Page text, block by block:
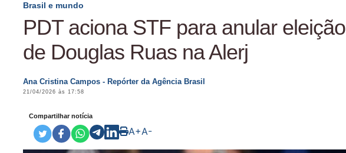
Brasil e mundo
PDT aciona STF para anular eleição
de Douglas Ruas na Alerj
Ana Cristina Campos - Repórter da Agência Brasil
21/04/2026 às 17:58
Compartilhar notícia
A+A-